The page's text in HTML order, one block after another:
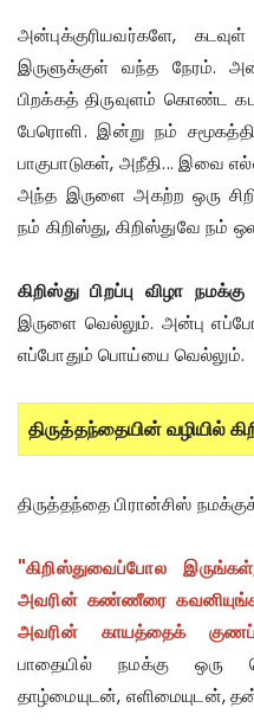
அன்புக்குரியவர்களே,
இருளுக்குள் வந்த நேரம்.
பிறக்கத் திருவுளம் கொண்ட
பேரொளி. இன்று நம்
பாகுபாடுகள், அநீதி... இவை
அந்த இருளை அகற்ற ஒரு
நம் கிறிஸ்து, கிறிஸ்துவே நம்
கிறிஸ்து பிறப்பு விழா
இருளை வெல்லும். அன்பு
எப்போதும் பொய்யை வெல்லும்.
திருத்தந்தையின் வழியில்
திருத்தந்தை பிரான்சிஸ்
"கிறிஸ்துவைப்போல
அவரின் கண்ணீரை
அவரின் காயத்தைக்
பாதையில் நமக்கு ஒரு
தாழ்மையுடன், எளிமையுடன்,